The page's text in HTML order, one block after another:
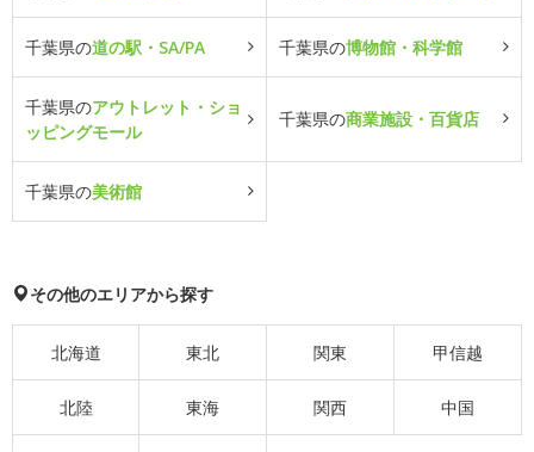
千葉県の道の駅・SA/PA 千葉県の博物館・科学館
千葉県のアウトレット・ショ
ッピングモール
千葉県の商業施設・百貨店
千葉県の美術館
その他のエリアから探す
北海道 東北 関東 甲信越
北陸 東海 関西 中国